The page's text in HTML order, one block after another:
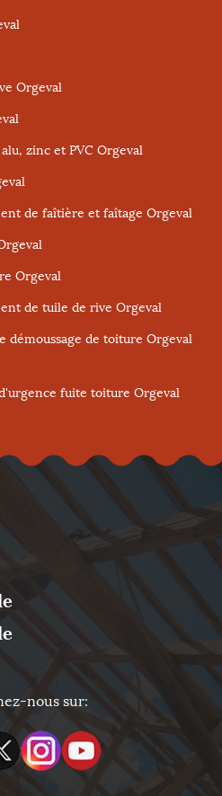
Orgeval
zinc et PVC Orgeval
de faîtière et faîtage Orgeval
Orgeval
de tuile de rive Orgeval
démoussage de toiture Orgeval
fuite toiture Orgeval
nous sur: